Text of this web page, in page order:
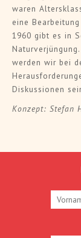
waren
eine
1960 gibt es in
werden wir bei
Diskussionen
Konzept: Stefan